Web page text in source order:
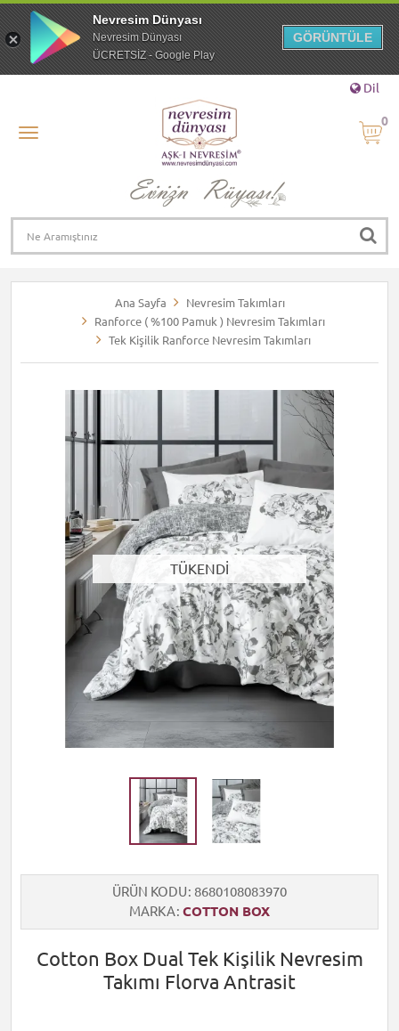
Dil
0
Ana Sayfa
Nevresim Takımları
Ranforce ( %100 Pamuk ) Nevresim Takımları
Tek Kişilik Ranforce Nevresim Takımları
TÜKENDİ
ÜRÜN KODU 8680108083970
MARKA COTTON BOX
Cotton Box Dual Tek Kişilik Nevresim
Takımı Florva Antrasit
Nevresim Dünyası
Nevresim Dünyası
ÜCRETSİZ - Google Play
GÖRÜNTÜLE